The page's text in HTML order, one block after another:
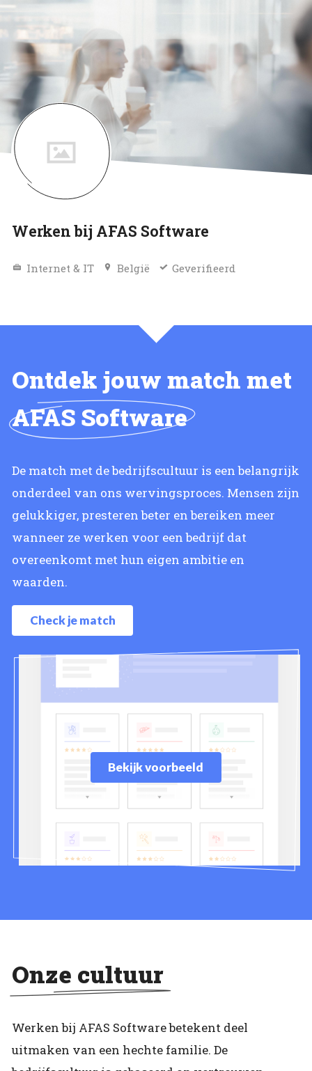
Werken bij AFAS Software
Internet & IT België Geverifieerd
Ontdek jouw match met
AFAS Software
De match met de bedrijfscultuur is een belangrijk
onderdeel van ons wervingsproces. Mensen zijn
gelukkiger, presteren beter en bereiken meer
wanneer ze werken voor een bedrijf dat
overeenkomt met hun eigen ambitie en
waarden.
Check je match
Bekijk voorbeeld
Onze cultuur
Werken bij AFAS Software betekent deel
uitmaken van een hechte familie. De